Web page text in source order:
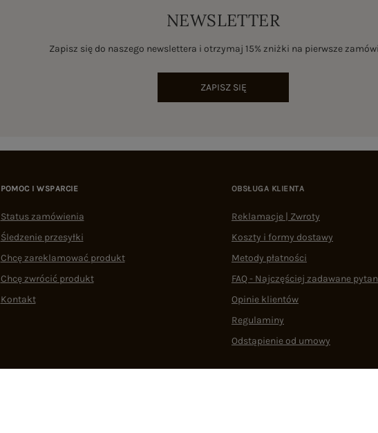
NEWSLETTER
Zapisz się do naszego newslettera i otrzymaj 15% zniżki na pierwsze
ZAPISZ SIĘ
POMOC I WSPARCIE
Status zamówienia
Śledzenie przesyłki
Chcę zareklamować produkt
Chcę zwrócić produkt
Kontakt
OBSŁUGA KLIENTA
Reklamacje | Zwroty
Koszty i formy dostawy
Metody płatności
FAQ - Najczęściej zadawane
Opinie klientów
Regulaminy
Odstąpienie od umowy